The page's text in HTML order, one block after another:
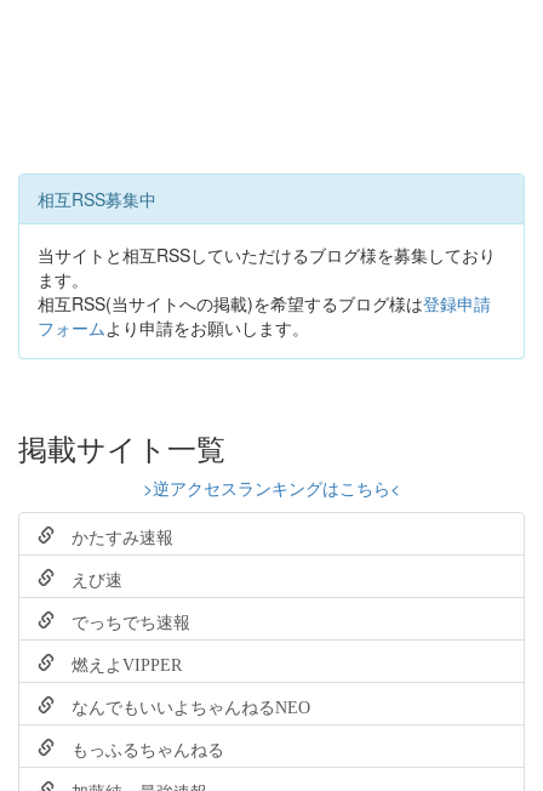
相互RSS募集中
当サイトと相互RSSしていただけるブログ様を募集しており
ます。
相互RSS(当サイトへの掲載)を希望するブログ様は登録申請
フォームより申請をお願いします。
掲載サイト一覧
>逆アクセスランキングはこちら<
かたすみ速報
えび速
でっちでち速報
燃えよVIPPER
なんでもいいよちゃんねるNEO
もっふるちゃんねる